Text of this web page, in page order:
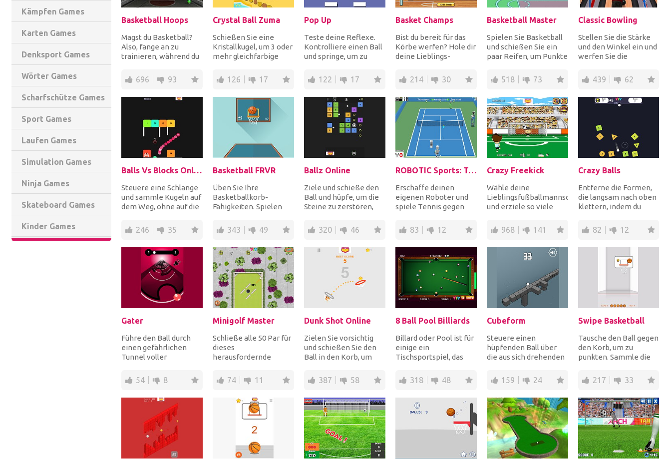
Kämpfen Games
Karten Games
Denksport Games
Wörter Games
Scharfschütze Games
Sport Games
Laufen Games
Simulation Games
Ninja Games
Skateboard Games
Kinder Games
Basketball Hoops
Magst du Basketball?
Also, fange an zu
trainieren, während du
Motorhaube schi...
696 93
Crystal Ball Zuma
Schießen Sie eine
Kristallkugel, um 3 oder
mehr gleichfarbige
bevor sie die...
126 17
Pop Up
Teste deine Reflexe.
Kontrolliere einen Ball
und springe, um zu
Balken plötzlich...
122 17
Basket Champs
Bist du bereit für das
Körbe werfen? Hole dir
deine Lieblings-
von 24 aus der g...
214 30
Basketball Master
Spielen Sie Basketball
und schießen Sie ein
paar Reifen, um Punkte
Spaß!518 73
Classic Bowling
Stellen Sie die Stärke
und den Winkel ein und
werfen Sie die
Mitte der Pins, um...
439 62
Balls Vs Blocks Online
Steuere eine Schlange
und sammle Kugeln auf
dem Weg, ohne auf die
größeren Zahl zu...
246 35
Basketball FRVR
Üben Sie Ihre
Basketballkorb-
Fähigkeiten. Spielen
möchten und
verdienen Sie Bon...
343 49
Ballz Online
Ziele und schieße den
Ball und hüpfe, um die
Steine ​​zu zerstören,
herunterfallen. Sie
mü...
320 46
ROBOTIC Sports: Tennis
Erschaffe deinen
eigenen Roboter und
spiele Tennis gegen
Modi, Tournier, C...
83 12
Crazy Freekick
Wähle deine
Lieblingsfußballmannschaft
und erziele so viele
Tippen Sie, um de...
968 141
Crazy Balls
Entferne die Formen,
die langsam nach oben
klettern, indem du
Halte und ziehe,...
82 12
Gater
Führe den Ball durch
einen gefährlichen
Tunnel voller
Ball diese Hindernisse...
54 8
Minigolf Master
Schließe alle 50 Par für
dieses
herausfordernde
Meister zu werden!
Jedes Level...
74 11
Dunk Shot Online
Zielen Sie vorsichtig
und schießen Sie den
Ball in den Korb, um
Sei geschickter,...
387 58
8 Ball Pool Billiards
Billard oder Pool ist für
einige ein
Tischsportspiel, das
genossen wird. Wähle
d...
318 48
Cubeform
Steuere einen
hüpfenden Ball über
die aus sich drehenden
Plattform! Drehe die
Plat...
159 24
Swipe Basketball
Tausche den Ball gegen
den Korb, um zu
punkten. Sammle die
aber wenn du nur...
217 33